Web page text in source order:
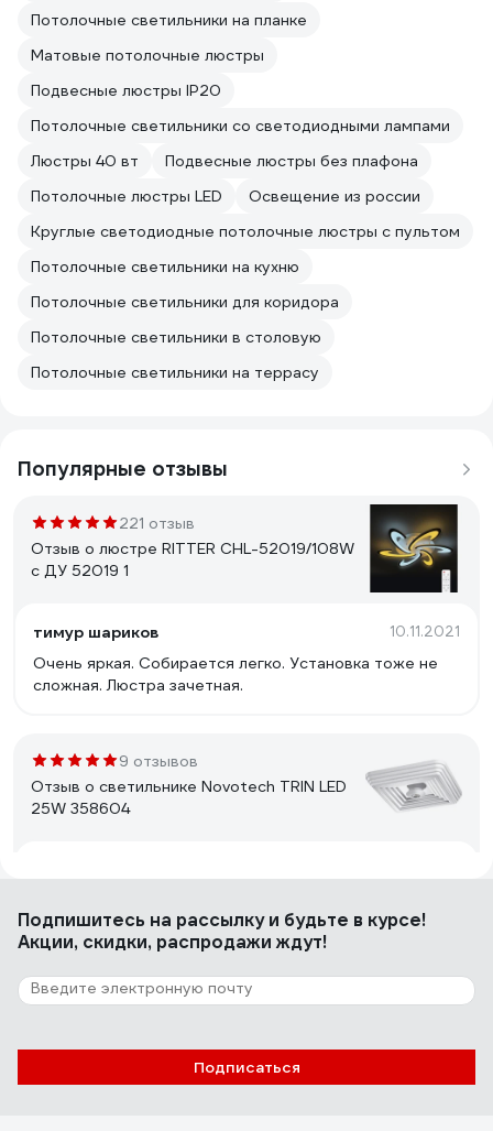
Потолочные светильники на планке
Матовые потолочные люстры
Подвесные люстры IP20
Потолочные светильники со светодиодными лампами
Люстры 40 вт
Подвесные люстры без плафона
Потолочные люстры LED
Освещение из россии
Круглые светодиодные потолочные люстры с пультом
Потолочные светильники на кухню
Потолочные светильники для коридора
Потолочные светильники в столовую
Потолочные светильники на террасу
Популярные отзывы
221 отзыв
Отзыв о люстре RITTER CHL-52019/108W
с ДУ 52019 1
тимур шариков 10.11.2021
Очень яркая. Собирается легко. Установка тоже не
сложная. Люстра зачетная.
9 отзывов
Отзыв о светильнике Novotech TRIN LED
25W 358604
251 отзыв
Отзыв о люстре RITTER ROLO с ДУ 52Вт,
52360 4
Александр Ю.
10.11.2021
Подпишитесь на рассылкуи будьте в курсе!
Акции, скидки, распродажи ждут!
Подписаться